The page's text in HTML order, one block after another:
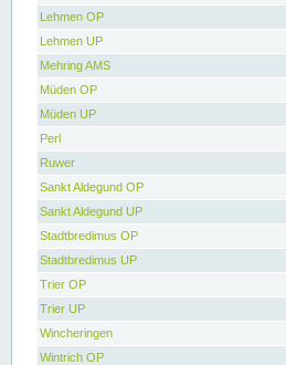
Lehmen OP
Lehmen UP
Mehring AMS
Müden OP
Müden UP
Perl
Ruwer
Sankt Aldegund OP
Sankt Aldegund UP
Stadtbredimus OP
Stadtbredimus UP
Trier OP
Trier UP
Wincheringen
Wintrich OP